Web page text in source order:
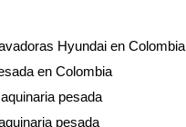
Hyundai en Colombia
en Colombia
pesada
pesada